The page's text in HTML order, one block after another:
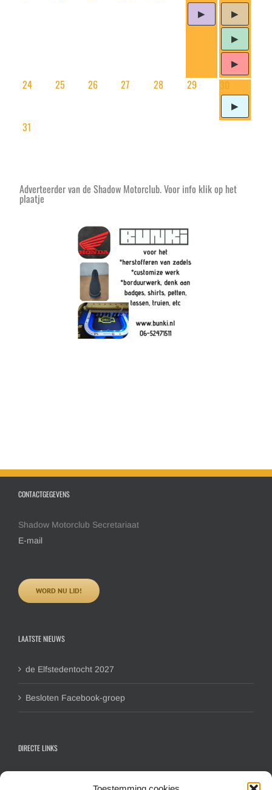
24 25 26 27 28 29
31
Adverteerder van de Shadow Motorclub. Voor info klik op het
plaatje
CONTACTGEGEVENS
Shadow Motorclub Secretariaat
E-mail
WORD NU LID!
LAATSTE NIEUWS
de Elfstedentocht 2027
Besloten Facebook-groep
DIRECTE LINKS